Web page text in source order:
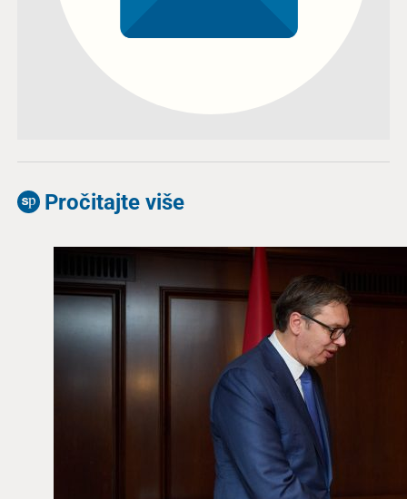
Pročitajte više